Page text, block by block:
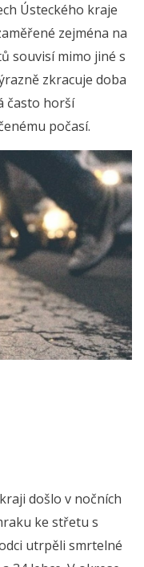
Ústeckého kraje
zejména na
souvisí mimo jiné s
zkracuje doba
často horší
počasí.
došlo v nočních
ke střetu s
utrpěli smrtelné